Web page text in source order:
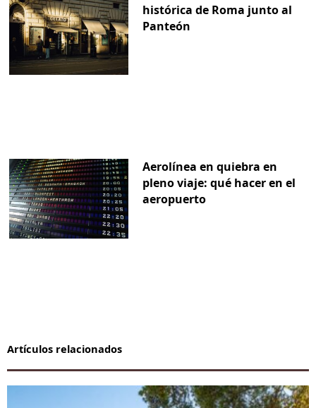
histórica de Roma junto al
Panteón
Aerolínea en quiebra en
pleno viaje: qué hacer en el
aeropuerto
Artículos relacionados